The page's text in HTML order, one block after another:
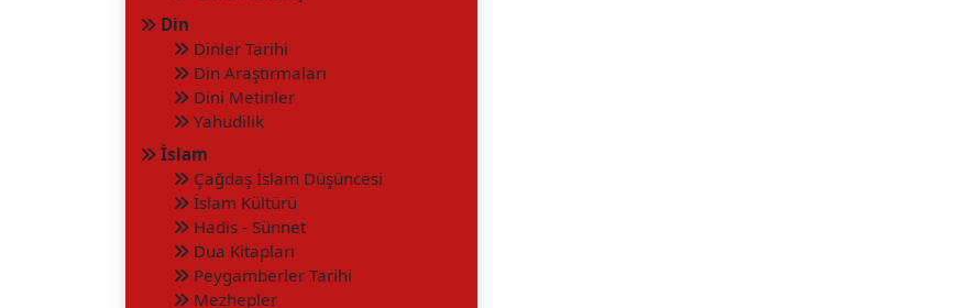
Din
Dinler Tarihi
Din Araştırmaları
Dini Metinler
Yahudilik
İslam
Çağdaş İslam Düşüncesi
İslam Kültürü
Hadis - Sünnet
Dua Kitapları
Peygamberler Tarihi
Mezhepler